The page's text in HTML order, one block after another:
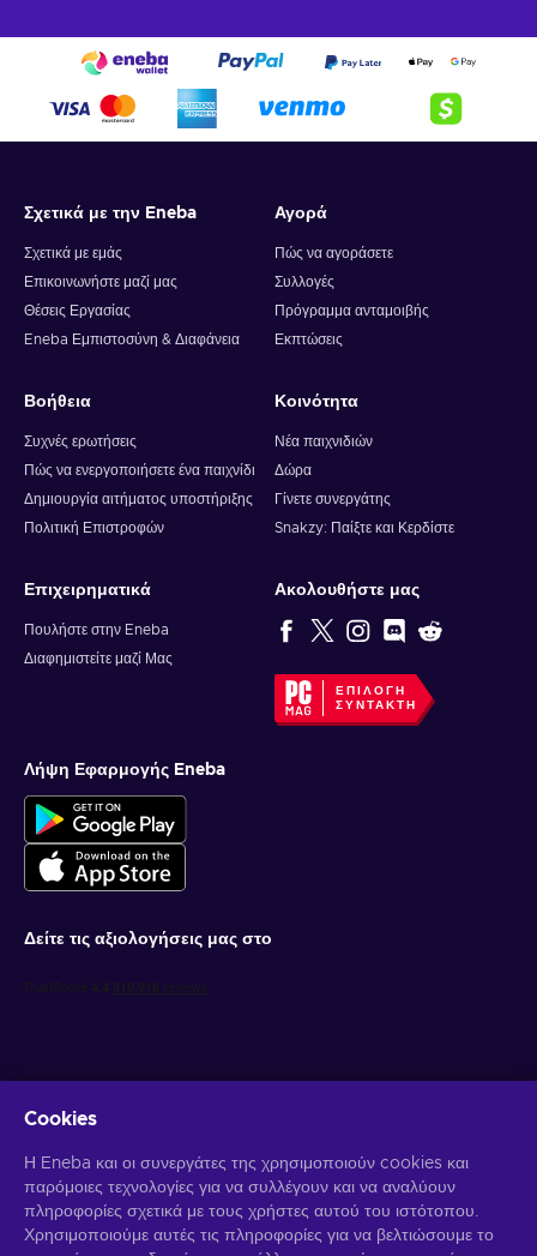
Σχετικά με την Eneba
Σχετικά με εμάς
Επικοινωνήστε μαζί μας
Θέσεις Εργασίας
Eneba Εμπιστοσύνη & Διαφάνεια
Αγορά
Πώς να αγοράσετε
Συλλογές
Πρόγραμμα ανταμοιβής
Εκπτώσεις
Βοήθεια
Συχνές ερωτήσεις
Πώς να ενεργοποιήσετε ένα παιχνίδι
Δημιουργία αιτήματος υποστήριξης
Πολιτική Επιστροφών
Κοινότητα
Νέα παιχνιδιών
Δώρα
Γίνετε συνεργάτης
Snakzy: Παίξτε και Κερδίστε
Επιχειρηματικά
Πουλήστε στην Eneba
Διαφημιστείτε μαζί Μας
Ακολουθήστε μας
ΕΠΙΛΟΓΉ
ΣΥΝΤΆΚΤΗ
Λήψη Εφαρμογής Eneba
Δείτε τις αξιολογήσεις μας στο
Λάβετε προσωποποιημένες προσφορές για παιχνίδια
Γραφτείτε συνδρομητής
Μπορείτε να απεγγραφείτε οποιαδήποτε στιγμή. Επισκεφθείτε την
Cookies
Η Eneba και οι συνεργάτες της χρησιμοποιούν cookies και
παρόμοιες τεχνολογίες για να συλλέγουν και να αναλύουν
πληροφορίες σχετικά με τους χρήστες αυτού του ιστότοπου.
Χρησιμοποιούμε αυτές τις πληροφορίες για να βελτιώσουμε το